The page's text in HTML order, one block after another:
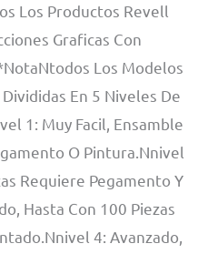
Los Productos Revell
Graficas Con
Los Modelos
En 5 Niveles De
1: Muy Facil, Ensamble
O Pintura.Nnivel
Requiere Pegamento Y
Hasta Con 100 Piezas
4: Avanzado,